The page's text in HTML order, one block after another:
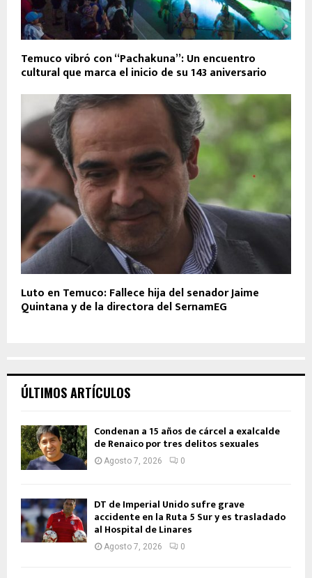
Temuco vibró con “Pachakuna”: Un encuentro
cultural que marca el inicio de su 143 aniversario
Luto en Temuco: Fallece hija del senador Jaime
Quintana y de la directora del SernamEG
ÚLTIMOS ARTÍCULOS
Condenan a 15 años de cárcel a exalcalde
de Renaico por tres delitos sexuales
Agosto 7, 2026 0
DT de Imperial Unido sufre grave
accidente en la Ruta 5 Sur y es trasladado
al Hospital de Linares
Agosto 7, 2026 0